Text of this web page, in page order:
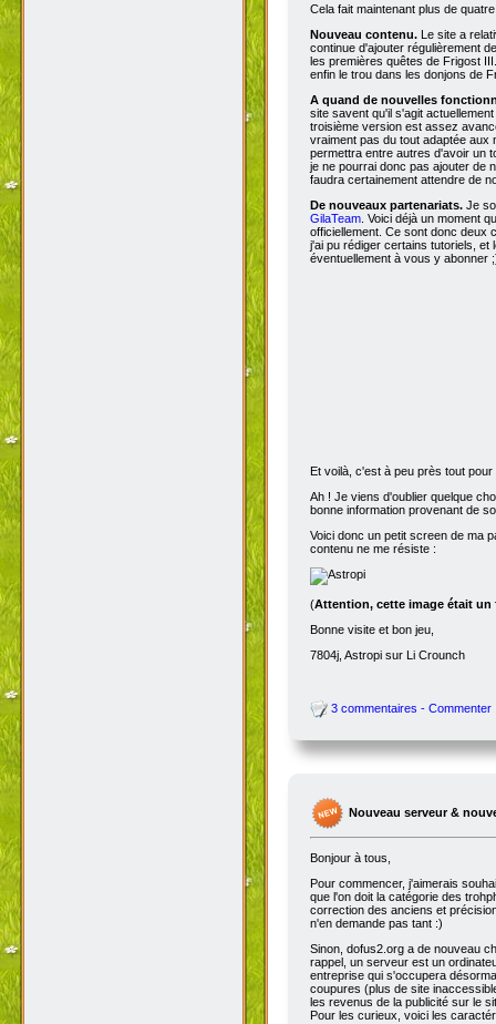
Cela fait maintenant plus de
Nouveau contenu. Le site a
continue d'ajouter régulièrement
les premières quêtes de Frigost
enfin le trou dans les donjons de
A quand de nouvelles
site savent qu'il s'agit
troisième version est assez
vraiment pas du tout adaptée aux
permettra entre autres d'avoir un
je ne pourrai donc pas ajouter de
faudra certainement attendre de
De nouveaux partenariats. Je
GilaTeam . Voici déjà un moment
officiellement. Ce sont donc deux
j'ai pu rédiger certains tutoriels,
éventuellement à vous y abonner
Et voilà, c'est à peu près tout
Ah ! Je viens d'oublier quelque
bonne information provenant de
Voici donc un petit screen de ma
contenu ne me résiste :
(Attention, cette image était un
Bonne visite et bon jeu,
7804j, Astropi sur Li Crounch
3 commentaires - Commenter
Nouveau serveur &
Bonjour à tous,
Pour commencer, j'aimerais
que l'on doit la catégorie des
correction des anciens et
n'en demande pas tant :)
Sinon, dofus2.org a de nouveau
rappel, un serveur est un
entreprise qui s'occupera
coupures (plus de site
les revenus de la publicité sur le
Pour les curieux, voici les